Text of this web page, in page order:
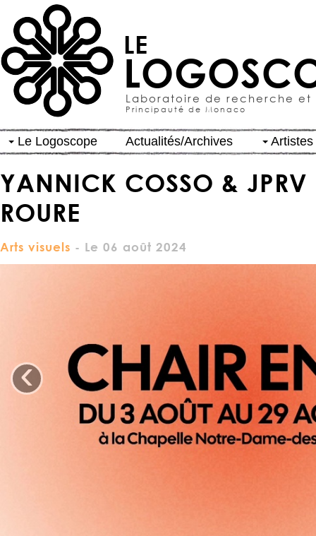
LE
Laboratoire de recherche
Principauté de Monaco
Le Logoscope Actualités/Archives Artistes
YANNICK COSSO & JPRV
ROURE
Arts visuels - Le 06 août 2024
‹